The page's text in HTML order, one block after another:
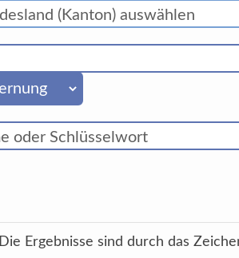
Die Ergebnisse sind durch das